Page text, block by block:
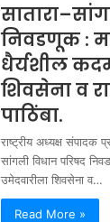
निवडणूक :
धैर्यशील
शिवसेना व
पाठिंबा.
राष्ट्रीय अध्यक्ष संपादक
सांगली विधान परिषद
उमेदवारीला शिवसेना व…
Read More »